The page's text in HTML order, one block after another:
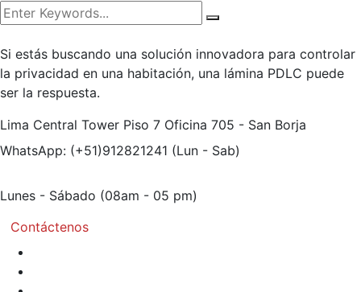
Si estás buscando una solución innovadora para controlar
la privacidad en una habitación, una lámina PDLC puede
ser la respuesta.
Lima Central Tower Piso 7 Oficina 705 - San Borja
WhatsApp: (+51)912821241 (Lun - Sab)
Lunes - Sábado (08am - 05 pm)
Contáctenos